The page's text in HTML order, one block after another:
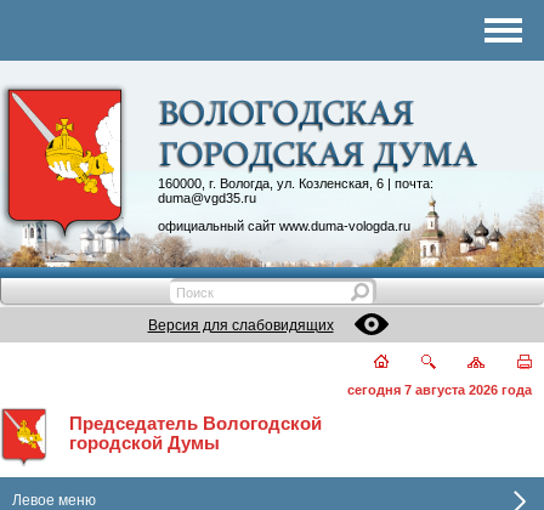
160000, г. Вологда, ул. Козленская, 6 | почта:
duma@vgd35.ru
официальный сайт www.duma-vologda.ru
Контакты
Депутатские объединения
Версия для слабовидящих
сегодня 7 августа 2026 года
Председатель Вологодской
городской Думы
Левое меню